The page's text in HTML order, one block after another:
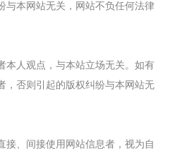
与本网站无关，网站不负任何法律
本人观点，与本站立场无关。如有
，否则引起的版权纠纷与本网站无
接、间接使用网站信息者，视为自